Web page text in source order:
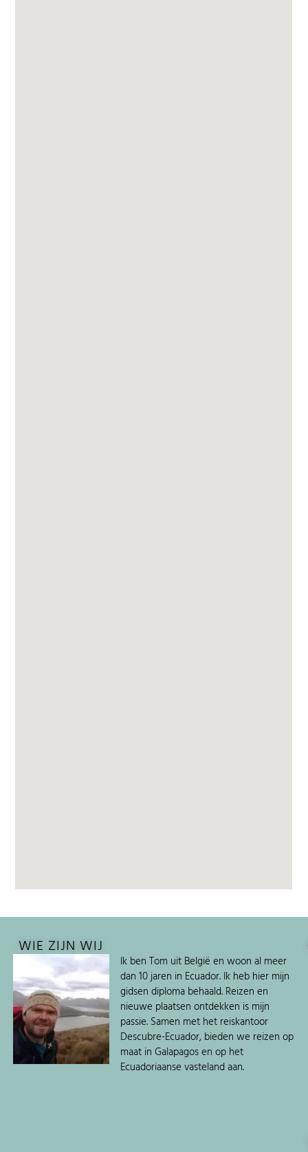
WIE ZIJN WIJ
Ik ben Tom uit België en woon al meer
dan 10 jaren in Ecuador. Ik heb hier mijn
gidsen diploma behaald. Reizen en
nieuwe plaatsen ontdekken is mijn
passie. Samen met het reiskantoor
Descubre-Ecuador, bieden we reizen op
maat in Galapagos en op het
Ecuadoriaanse vasteland aan.